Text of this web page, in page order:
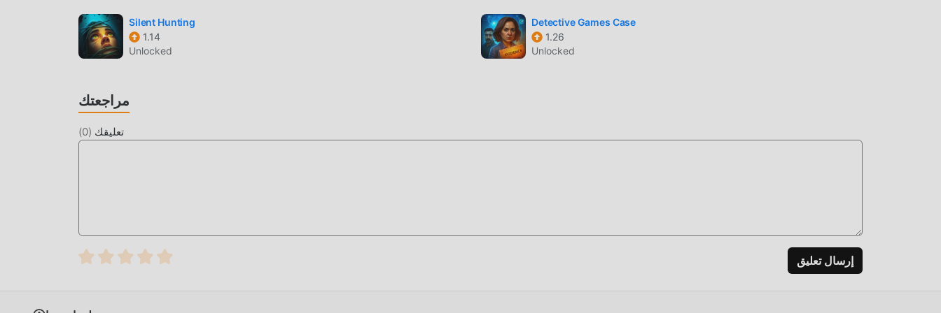
الآن!
Silent Hunting
1.14
Unlocked
Detective Games Case
1.26
Unlocked
مراجعتك
تعليقك (
0
)
إرسال تعليق